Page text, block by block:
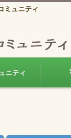
ミュニティ
ニティ